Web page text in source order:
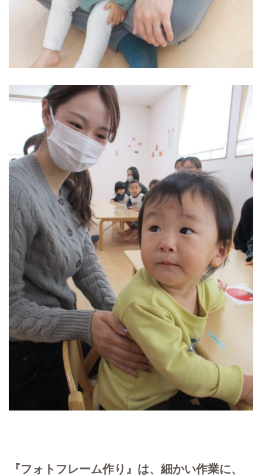
『フォトフレーム作り』は、細かい作業に、